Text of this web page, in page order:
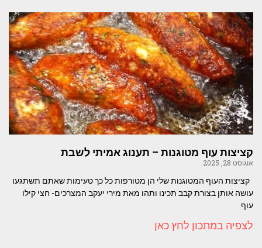
קציצות עוף מטוגנות – תענוג אמיתי לשבת
אוגוסט 28, 2025
קציצות העוף המטוגנות שלי הן מטורפות כל כך טעימות שאתם תשתגעו
עושה אותן בצורת קבב תכינו ותהו מאת מירי יעקב המצרכים- חצי קילו
עוף
לצפיה במתכון לחץ כאן